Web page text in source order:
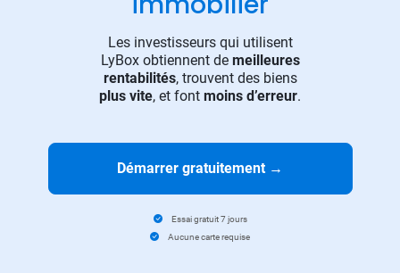
Les investisseurs qui utilisent
LyBox obtiennent de meilleures
rentabilités, trouvent des biens
plus vite, et font moins d’erreur.
Démarrer gratuitement →
Essai gratuit 7 jours
Aucune carte requise